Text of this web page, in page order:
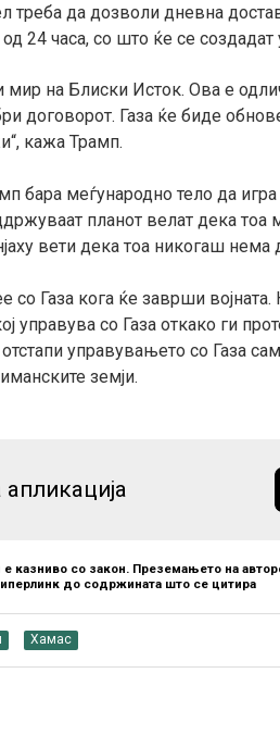
треба да дозволи дневна
24 часа, со што ќе се
мир на Блиски Исток. Ова е
договорот. Газа ќе биде
кажа Трамп.
бара меѓународно тело да
планот велат дека
вети дека тоа никогаш нема
со Газа кога ќе заврши
управува со Газа откако ги
управувањето со Газа
земји.
казниво со закон. Преземањето на
до содржината што се цитира
Хамас